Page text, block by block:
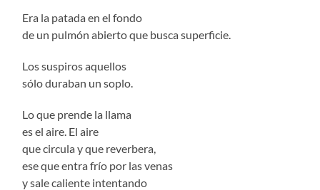
Era la patada en el fondo
de un pulmón abierto que busca superficie.
Los suspiros aquellos
sólo duraban un soplo.
Lo que prende la llama
es el aire. El aire
que circula y que reverbera,
ese que entra frío por las venas
y sale caliente intentando